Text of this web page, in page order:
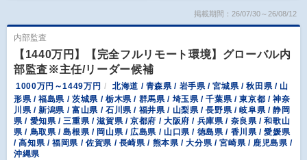
掲載期間：26/07/30～26/08/12
内部監査
【1440万円】【完全フルリモート環境】グローバル内
部監査※主任/リーダー候補
1000万円～1449万円
北海道 / 青森県 / 岩手県 / 宮城県 / 秋田県 / 山
形県 / 福島県 / 茨城県 / 栃木県 / 群馬県 / 埼玉県 / 千葉県 / 東京都 / 神奈
川県 / 新潟県 / 富山県 / 石川県 / 福井県 / 山梨県 / 長野県 / 岐阜県 / 静岡
県 / 愛知県 / 三重県 / 滋賀県 / 京都府 / 大阪府 / 兵庫県 / 奈良県 / 和歌山
県 / 鳥取県 / 島根県 / 岡山県 / 広島県 / 山口県 / 徳島県 / 香川県 / 愛媛県
/ 高知県 / 福岡県 / 佐賀県 / 長崎県 / 熊本県 / 大分県 / 宮崎県 / 鹿児島県 /
沖縄県